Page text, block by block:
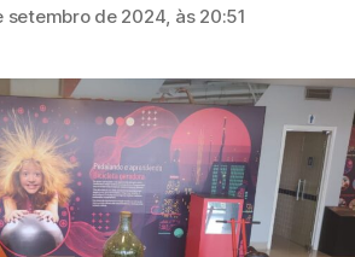
setembro de 2024, às 20:51